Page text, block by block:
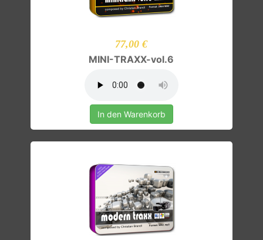
77,00 €
MINI-TRAXX-vol.6
In den Warenkorb